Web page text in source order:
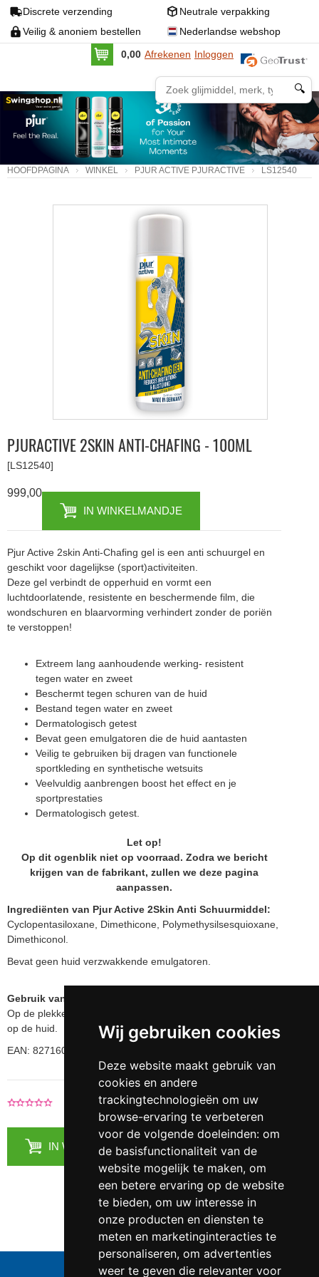
Wij gebruiken cookies
Deze website maakt gebruik van
cookies en andere
trackingtechnologieën om uw
browse-ervaring te verbeteren
voor de volgende doeleinden: om
de basisfunctionaliteit van de
website mogelijk te maken, om
een betere ervaring op de website
te bieden, om uw interesse in
onze producten en diensten te
meten en marketinginteracties te
personaliseren, om advertenties
weer te geven die relevanter voor
Discrete verzending
Neutrale verpakking
Veilig & anoniem bestellen
Nederlandse webshop
0,00 Afrekenen Inloggen
🔍
HOOFDPAGINA WINKEL PJUR ACTIVE PJURACTIVE LS12540
PJURACTIVE 2SKIN ANTI-CHAFING - 100ML
[LS12540]
999,00
IN WINKELMANDJE
Pjur Active 2skin Anti-Chafing gel is een anti schuurgel en
geschikt voor dagelijkse (sport)activiteiten.
Deze gel verbindt de opperhuid en vormt een
luchtdoorlatende, resistente en beschermende film, die
wondschuren en blaarvorming verhindert zonder de poriën
te verstoppen!
Extreem lang aanhoudende werking- resistent
tegen water en zweet
Beschermt tegen schuren van de huid
Bestand tegen water en zweet
Dermatologisch getest
Bevat geen emulgatoren die de huid aantasten
Veilig te gebruiken bij dragen van functionele
sportkleding en synthetische wetsuits
Veelvuldig aanbrengen boost het effect en je
sportprestaties
Dermatologisch getest.
Let op!
Op dit ogenblik niet op voorraad. Zodra we bericht
krijgen van de fabrikant, zullen we deze pagina
aanpassen.
Ingrediënten van Pjur Active 2Skin Anti Schuurmiddel:
Cyclopentasiloxane, Dimethicone, Polymethysilsesquioxane,
Dimethiconol.
Bevat geen huid verzwakkende emulgatoren.
Gebruik van Pjur Active 2Skin Anti Schuurmiddel:
Op de plekken waar wrijving te verwachten is aanbrengen
op de huid.
EAN: 827160111182
0 Recensies|Voeg je recensie toe
IN WINKELMANDJE
Telefoonnummer:
0547 - 262 565